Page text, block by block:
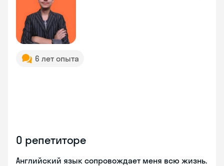
6 лет опыта
О репетиторе
Английский язык сопровождает меня всю жизнь.
Skyeng Chat
online